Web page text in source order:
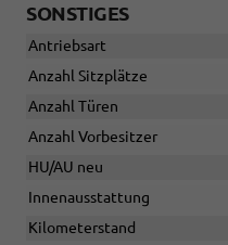
SONSTIGES
Antriebsart
Anzahl Sitzplätze
Anzahl Türen
Anzahl Vorbesitzer
HU/AU neu
Innenausstattung
Kilometerstand